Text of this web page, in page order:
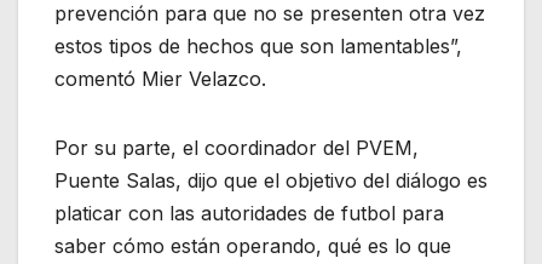
prevención para que no se presenten otra vez
estos tipos de hechos que son lamentables”,
comentó Mier Velazco.
Por su parte, el coordinador del PVEM,
Puente Salas, dijo que el objetivo del diálogo es
platicar con las autoridades de futbol para
saber cómo están operando, qué es lo que